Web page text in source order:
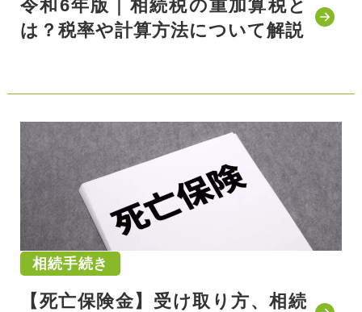
令和6年版｜相続税の重加算税と
は？税率や計算方法について解説
相続手続き
【死亡保険金】受け取り方、相続